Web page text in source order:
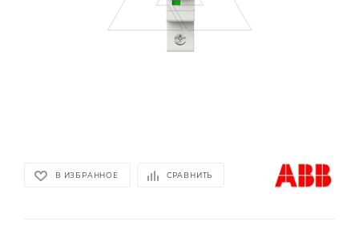
В ИЗБРАННОЕ СРАВНИТЬ